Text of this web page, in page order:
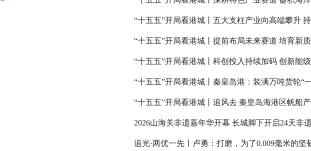
“十五五”开局看港城丨提前布局未来赛道 培育新
“十五五”开局看港城丨科创投入持续加码 创新能
“十五五”开局看港城丨秦皇岛港：装满万吨货轮“
“十五五”开局看港城丨追风去 秦皇岛海港区帆船
​2026山海关非遗嘉年华开幕 长城脚下开启24天非
追光·两优一先丨卢勇：打磨，为了0.009毫米的坚